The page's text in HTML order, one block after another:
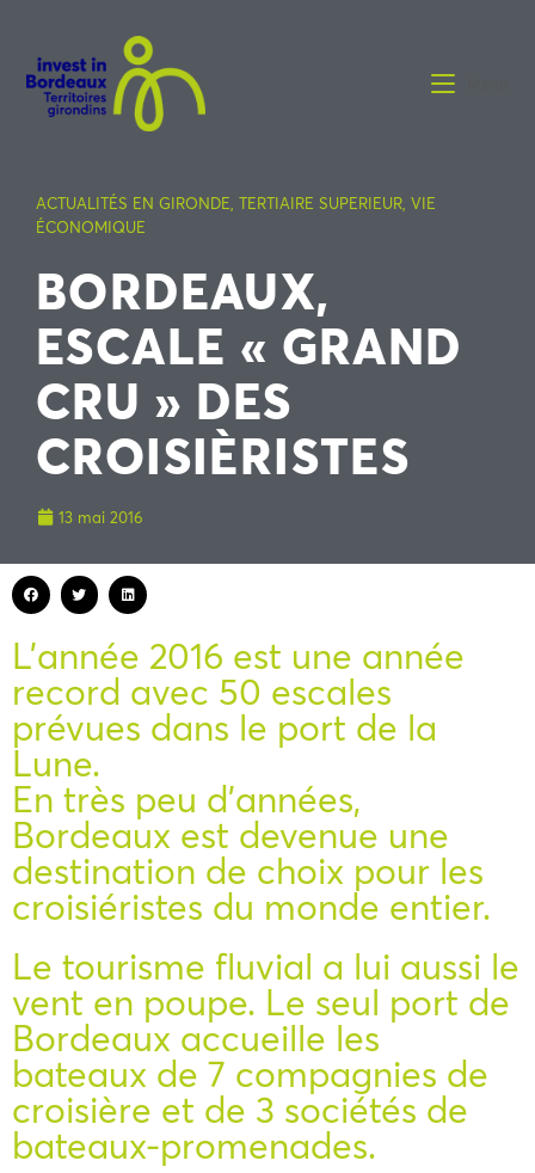
ACTUALITÉS EN GIRONDE, TERTIAIRE SUPERIEUR, VIE
ÉCONOMIQUE
BORDEAUX,
ESCALE « GRAND
CRU » DES
CROISIÈRISTES
13 mai 2016
L’année 2016 est une année
record avec 50 escales
prévues dans le port de la
Lune.
En très peu d’années,
Bordeaux est devenue une
destination de choix pour les
croisiéristes du monde entier.
Le tourisme fluvial a lui aussi le
vent en poupe. Le seul port de
Bordeaux accueille les
bateaux de 7 compagnies de
croisière et de 3 sociétés de
bateaux-promenades.